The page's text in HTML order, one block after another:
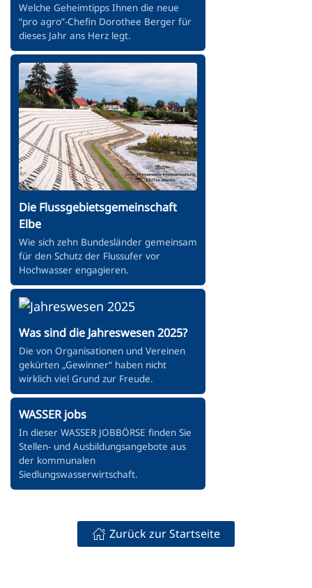
Welche Geheimtipps Ihnen die neue
“pro agro”-Chefin Dorothee Berger für
dieses Jahr ans Herz legt.
Die Flussgebietsgemeinschaft
Elbe
Wie sich zehn Bundesländer gemeinsam
für den Schutz der Flussufer vor
Hochwasser engagieren.
Was sind die Jahreswesen 2025?
Die von Organisationen und Vereinen
gekürten „Gewinner“ haben nicht
wirklich viel Grund zur Freude.
WASSER jobs
In dieser WASSER JOBBÖRSE finden Sie
Stellen- und Ausbildungsangebote aus
der kommunalen
Siedlungswasserwirtschaft.
Zurück zur Startseite